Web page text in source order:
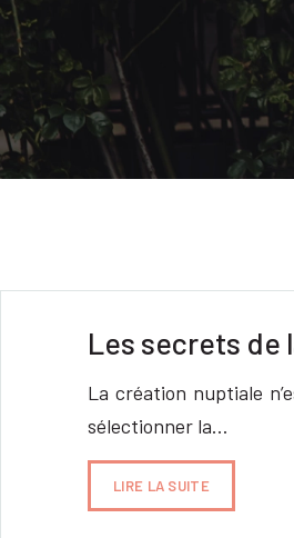
Les secrets de
La création nuptiale
sélectionner la…
LIRE LA SUITE